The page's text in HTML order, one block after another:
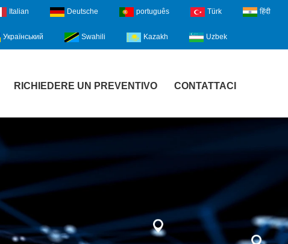
Italian Deutsche português Türk हिंदी
Український Swahili Kazakh Uzbek
RICHIEDERE UN PREVENTIVO CONTATTACI